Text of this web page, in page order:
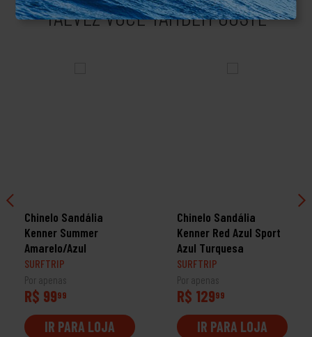
TALVEZ VOCÊ TAMBÉM GOSTE
Chinelo Sandália
Kenner Summer
Amarelo/Azul
SURFTRIP
Por apenas
R$ 9999
IR PARA LOJA
Chinelo Sandália
Kenner Red Azul Sport
Azul Turquesa
SURFTRIP
Por apenas
R$ 12999
IR PARA LOJA